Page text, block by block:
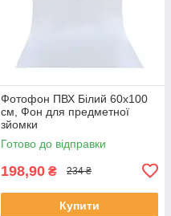
Фотофон ПВХ Білий 60х100
см, Фон для предметної
зйомки
Готово до відправки
198,90 ₴ 234 ₴
Купити